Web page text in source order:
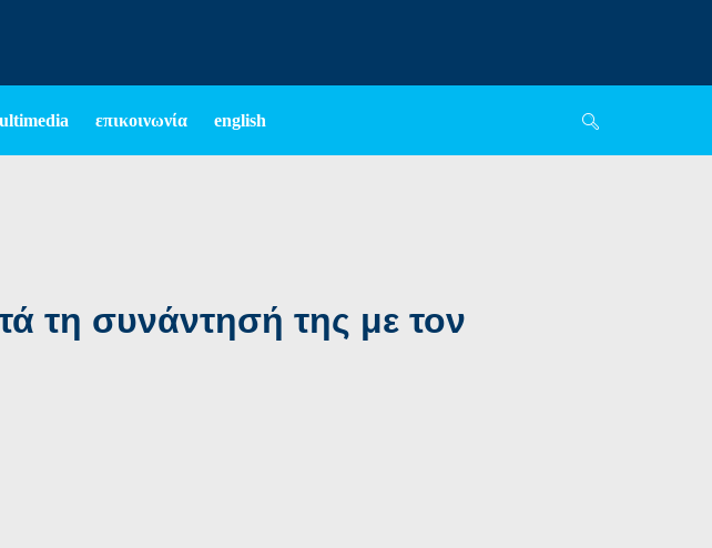
επικοινωνία english
τη συνάντησή της με τον